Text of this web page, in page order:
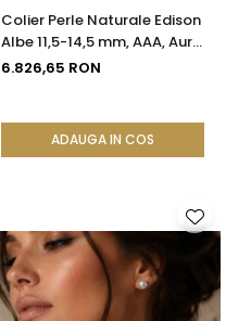
Colier Perle Naturale Edison
Albe 11,5-14,5 mm, AAA, Aur
Galben 14K | KASKADDA®
6.826,65 RON
ADAUGA IN COS